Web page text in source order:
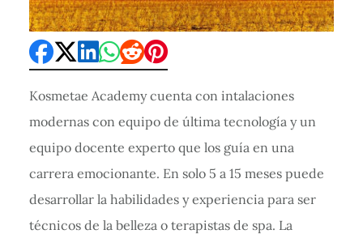
Kosmetae Academy cuenta con intalaciones
modernas con equipo de última tecnología y un
equipo docente experto que los guía en una
carrera emocionante. En solo 5 a 15 meses puede
desarrollar la habilidades y experiencia para ser
técnicos de la belleza o terapistas de spa. La